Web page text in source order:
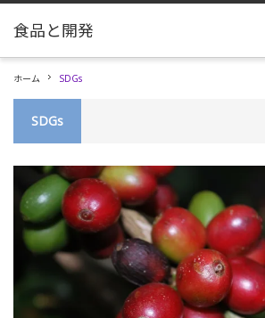
ホーム SDGs
SDGs